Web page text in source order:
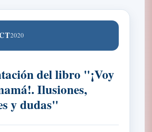
2020
del libro "¡Voy
Ilusiones,
y dudas"